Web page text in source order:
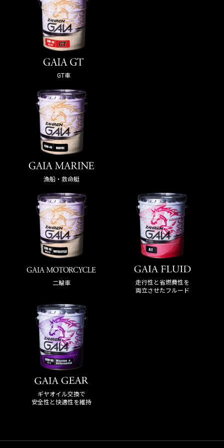
GT車
漁船・救命艇
二輪車
走行性と省燃費性を
両立させたフルード
ギヤオイル交換で
安全性と快適性を維持